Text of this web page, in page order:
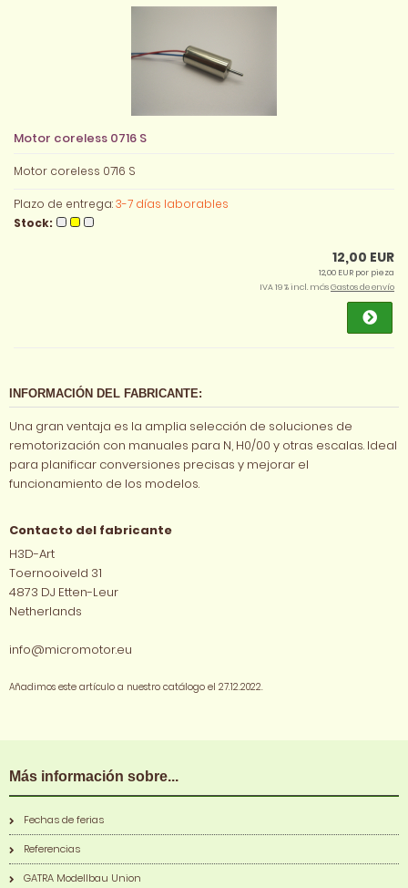
Motor coreless 0716 S
Motor coreless 0716 S
Plazo de entrega:3-7 días laborables
Stock:
12,00 EUR
12,00 EUR por pieza
IVA 19 % incl. másGastos de envío
INFORMACIÓN DEL FABRICANTE:
Una gran ventaja es la amplia selección de soluciones de
remotorización con manuales para N, H0/00 y otras escalas. Ideal
para planificar conversiones precisas y mejorar el
funcionamiento de los modelos.
Contacto del fabricante
H3D-Art
Toernooiveld 31
4873 DJ Etten-Leur
Netherlands
info@micromotor.eu
Añadimos este artículo a nuestro catálogo el 27.12.2022.
Más información sobre...
Fechas de ferias
Referencias
GATRA Modellbau Union